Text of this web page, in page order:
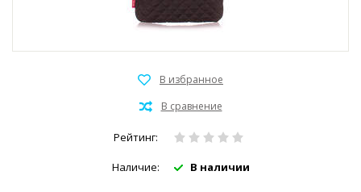
Рейтинг:
Наличие: В наличии